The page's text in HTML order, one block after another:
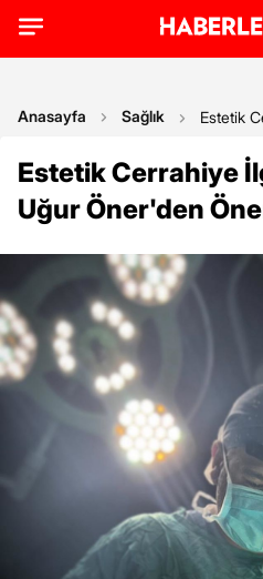
Anasayfa Sağlık Estetik
Estetik Cerrahiye
Uğur Öner'den